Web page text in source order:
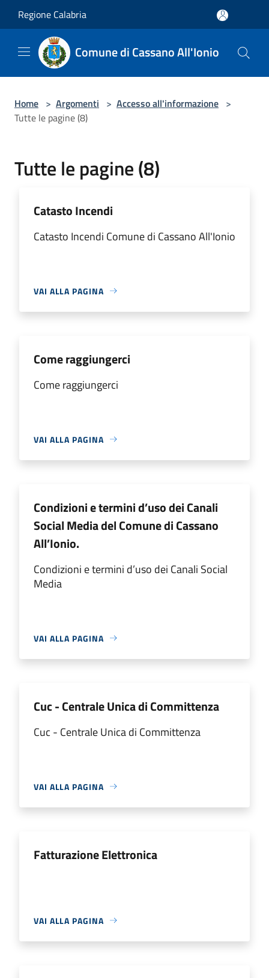
Regione Calabria
Comune di Cassano All'Ionio
Home > Argomenti > Accesso all'informazione >
Tutte le pagine (8)
Tutte le pagine (8)
Catasto Incendi
Catasto Incendi Comune di Cassano All'Ionio
VAI ALLA PAGINA
Come raggiungerci
Come raggiungerci
VAI ALLA PAGINA
Condizioni e termini d’uso dei Canali
Social Media del Comune di Cassano
All’Ionio.
Condizioni e termini d’uso dei Canali Social
Media
VAI ALLA PAGINA
Cuc - Centrale Unica di Committenza
Cuc - Centrale Unica di Committenza
VAI ALLA PAGINA
Fatturazione Elettronica
VAI ALLA PAGINA